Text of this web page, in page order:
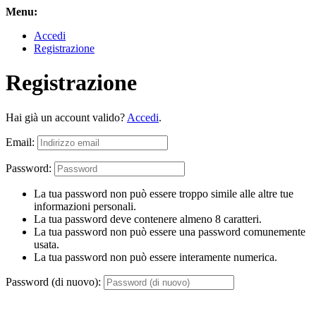
Menu:
Accedi
Registrazione
Registrazione
Hai già un account valido? Accedi.
Email:
Password:
La tua password non può essere troppo simile alle altre tue
informazioni personali.
La tua password deve contenere almeno 8 caratteri.
La tua password non può essere una password comunemente
usata.
La tua password non può essere interamente numerica.
Password (di nuovo):